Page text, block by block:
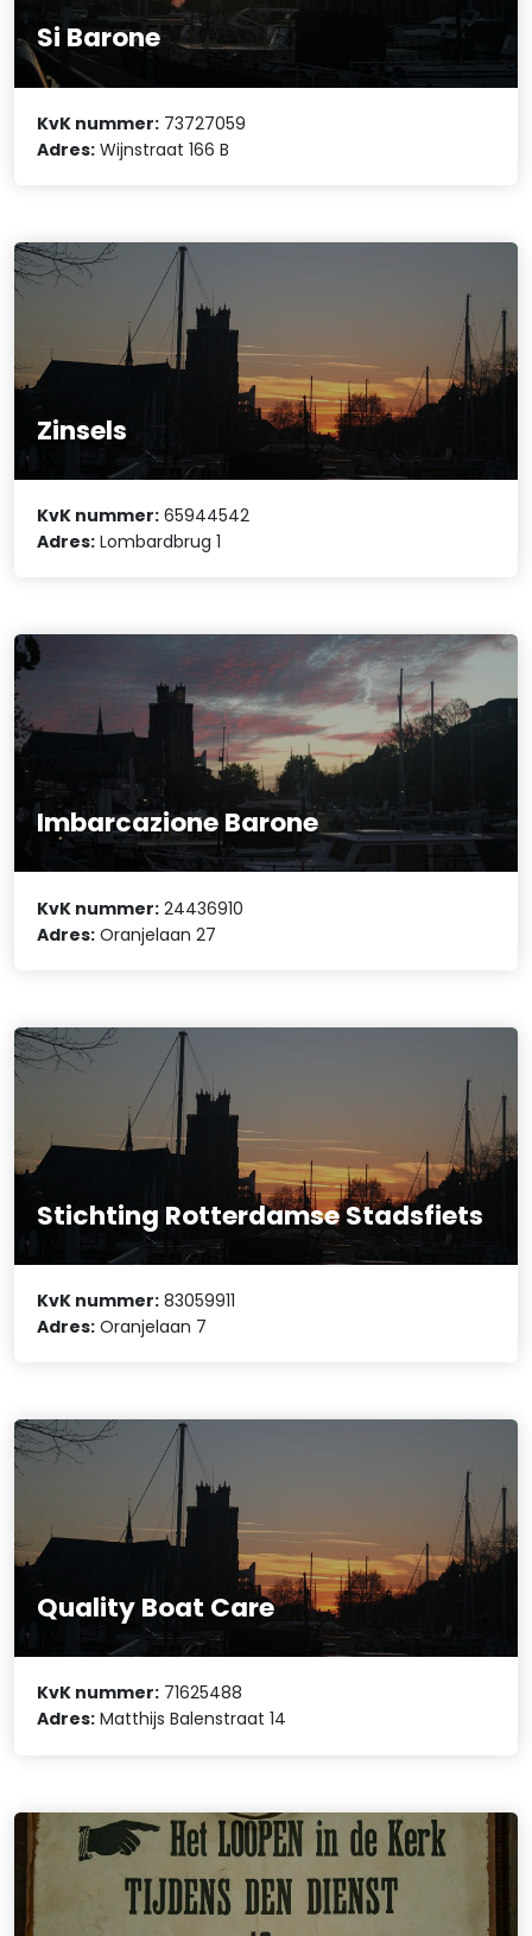
Si Barone
KvK nummer: 73727059
Adres: Wijnstraat 166 B
Zinsels
KvK nummer: 65944542
Adres: Lombardbrug 1
Imbarcazione Barone
KvK nummer: 24436910
Adres: Oranjelaan 27
Stichting Rotterdamse Stadsfiets
KvK nummer: 83059911
Adres: Oranjelaan 7
Quality Boat Care
KvK nummer: 71625488
Adres: Matthijs Balenstraat 14